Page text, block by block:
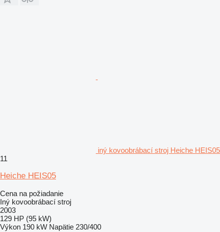
iný kovoobrábací stroj Heiche HEIS05
11
Heiche HEIS05
Cena na požiadanie
Iný kovoobrábací stroj
2003
129 HP (95 kW)
Výkon 190 kW Napätie 230/400